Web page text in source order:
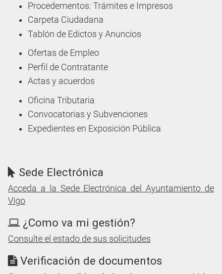
Procedementos: Trámites e Impresos
Carpeta Ciudadana
Tablón de Edictos y Anuncios
Ofertas de Empleo
Perfil de Contratante
Actas y acuerdos
Oficina Tributaria
Convocatorias y Subvenciones
Expedientes en Exposición Pública
Sede Electrónica
Acceda a la Sede Electrónica del Ayuntamiento de
Vigo
¿Como va mi gestión?
Consulte el estado de sus solicitudes
Verificación de documentos